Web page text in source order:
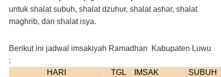
untuk shalat subuh, shalat dzuhur, shalat ashar, shalat
maghrib, dan shalat isya.
Berikut ini jadwal imsakiyah Ramadhan Kabupaten Luwu
:
HARI
TGL IMSAK
SUBUH